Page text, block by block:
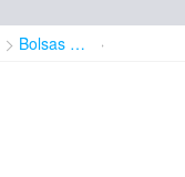
Bolsas e Auxílios Vigentes